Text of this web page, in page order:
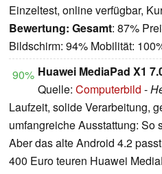
Einzeltest, online verfügbar,
Bewertung: Gesamt: 87%
Bildschirm: 94% Mobilität:
90% Huawei MediaPad X1
Quelle: Computerbild -
Laufzeit, solide Verarbeitung,
umfangreiche Ausstattung: So
Aber das alte Android 4.2
400 Euro teuren Huawei